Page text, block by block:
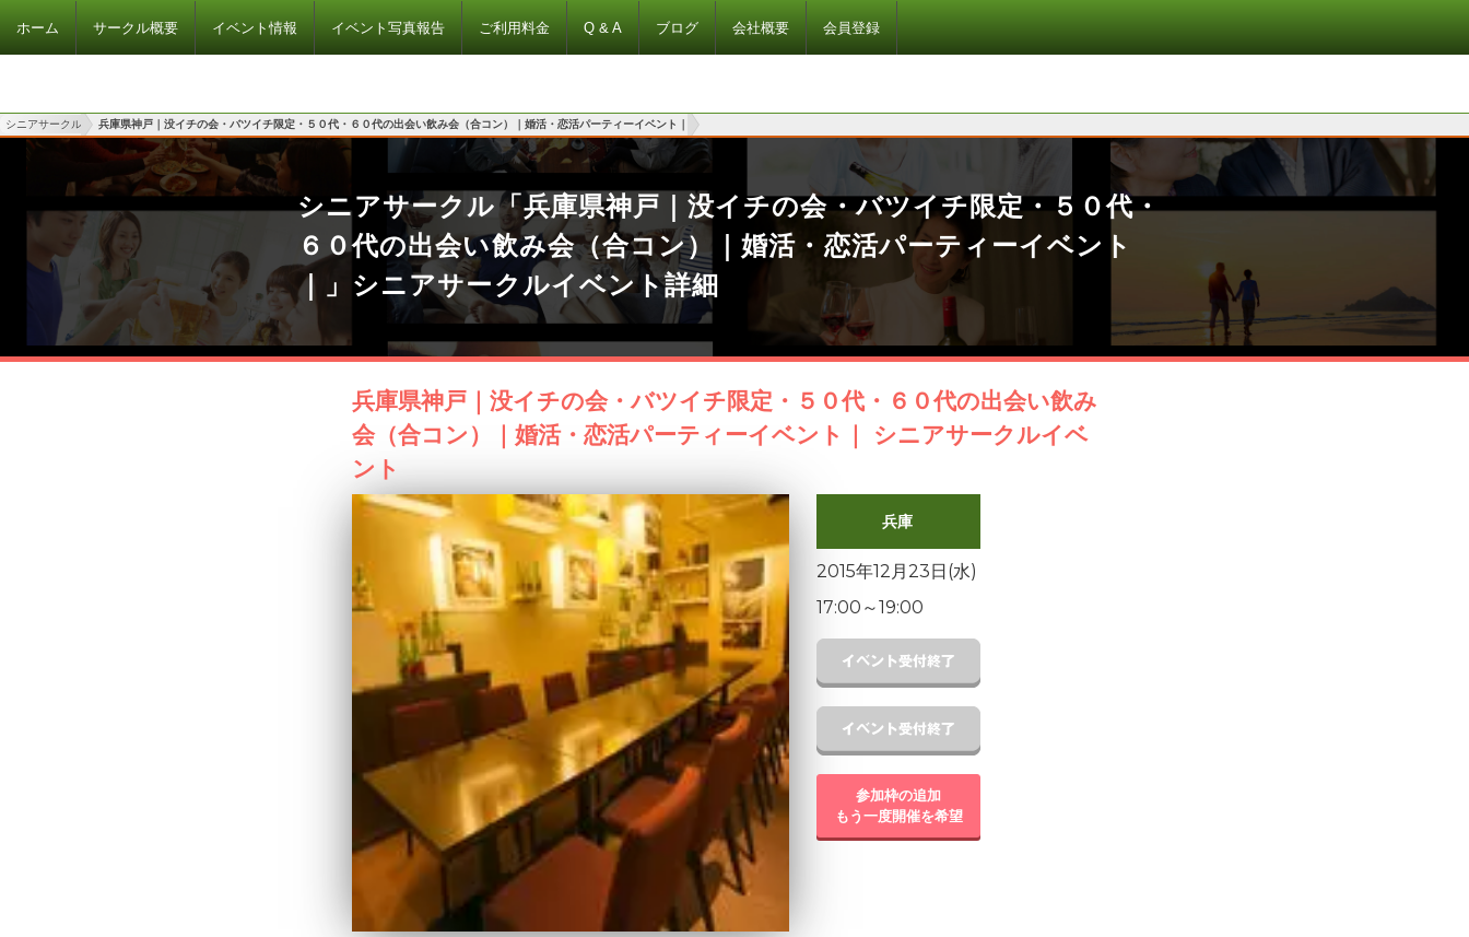
ホーム サークル概要 イベント情報 イベント写真報告 ご利用料金 Q & A ブログ 会社概要 会員登録
シニアサークル 兵庫県神戸｜没イチの会・バツイチ限定・５０代・６０代の出会い飲み会（合コン）｜婚活・恋活パーティーイベント｜
シニアサークル「兵庫県神戸｜没イチの会・バツイチ限定・５０代・
６０代の出会い飲み会（合コン）｜婚活・恋活パーティーイベント
｜」シニアサークルイベント詳細
兵庫県神戸｜没イチの会・バツイチ限定・５０代・６０代の出会い飲み
会（合コン）｜婚活・恋活パーティーイベント｜ シニアサークルイベ
ント
兵庫
2015年12月23日(水)
17:00 ～19:00
参加枠の追加
もう一度開催を希望